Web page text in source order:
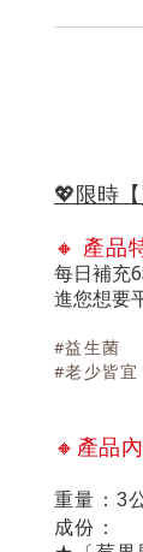
💖限時
🔸 產品
每日補充6
進您想要
#益生菌
#老少皆宜
🔸 產品
重量： 3
成份：